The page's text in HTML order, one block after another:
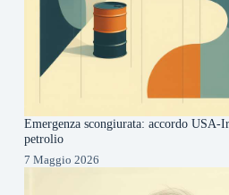
Emergenza scongiurata: accordo
petrolio
7 Maggio 2026